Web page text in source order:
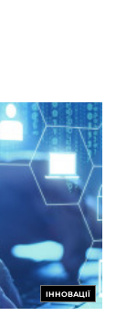
ІННОВАЦІЇ